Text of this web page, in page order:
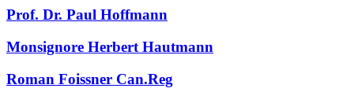
Prof. Dr. Paul Hoffmann
Monsignore Herbert Hautmann
Roman Foissner Can.Reg